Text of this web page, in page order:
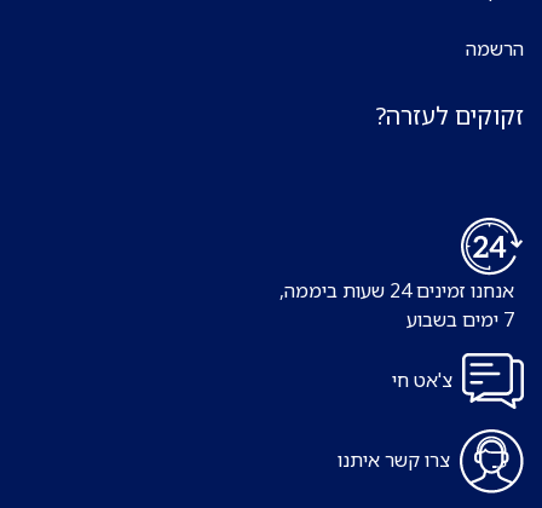
הרשמה
זקוקים לעזרה?
אנחנו זמינים 24 שעות ביממה,
צ'אט חי
צרו קשר איתנו